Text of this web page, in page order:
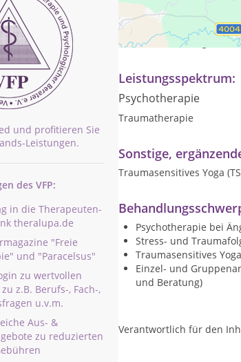
und profitieren Sie
Leistungen.
des VFP:
in die Therapeuten-
theralupa.de
"Freie
und "Paracelsus"
zu wertvollen
z.B. Berufs-, Fach-,
u.v.m.
Aus- &
zu reduzierten
Praxiszeiten:
nach Vereinbarung
Leistungsspektrum:
Psychotherapie
Traumatherapie
Sonstige,
Traumasensitives Yoga
Psychotherapie bei
Stress- und
Traumasensitives
Einzel- und
und Beratung)
Verantwortlich für den